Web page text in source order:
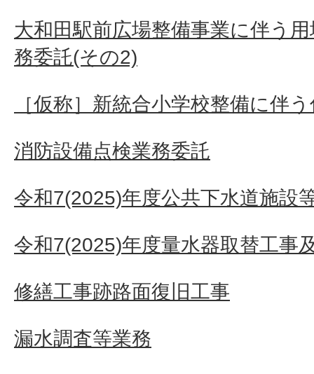
大和田駅前広場整備事業に伴う
務委託(その2)
［仮称］新統合小学校整備に伴
消防設備点検業務委託
令和7(2025)年度公共下水道施設
令和7(2025)年度量水器取替工事
修繕工事跡路面復旧工事
漏水調査等業務